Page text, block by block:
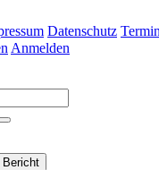
Datenschutz
Anmelden
Bericht